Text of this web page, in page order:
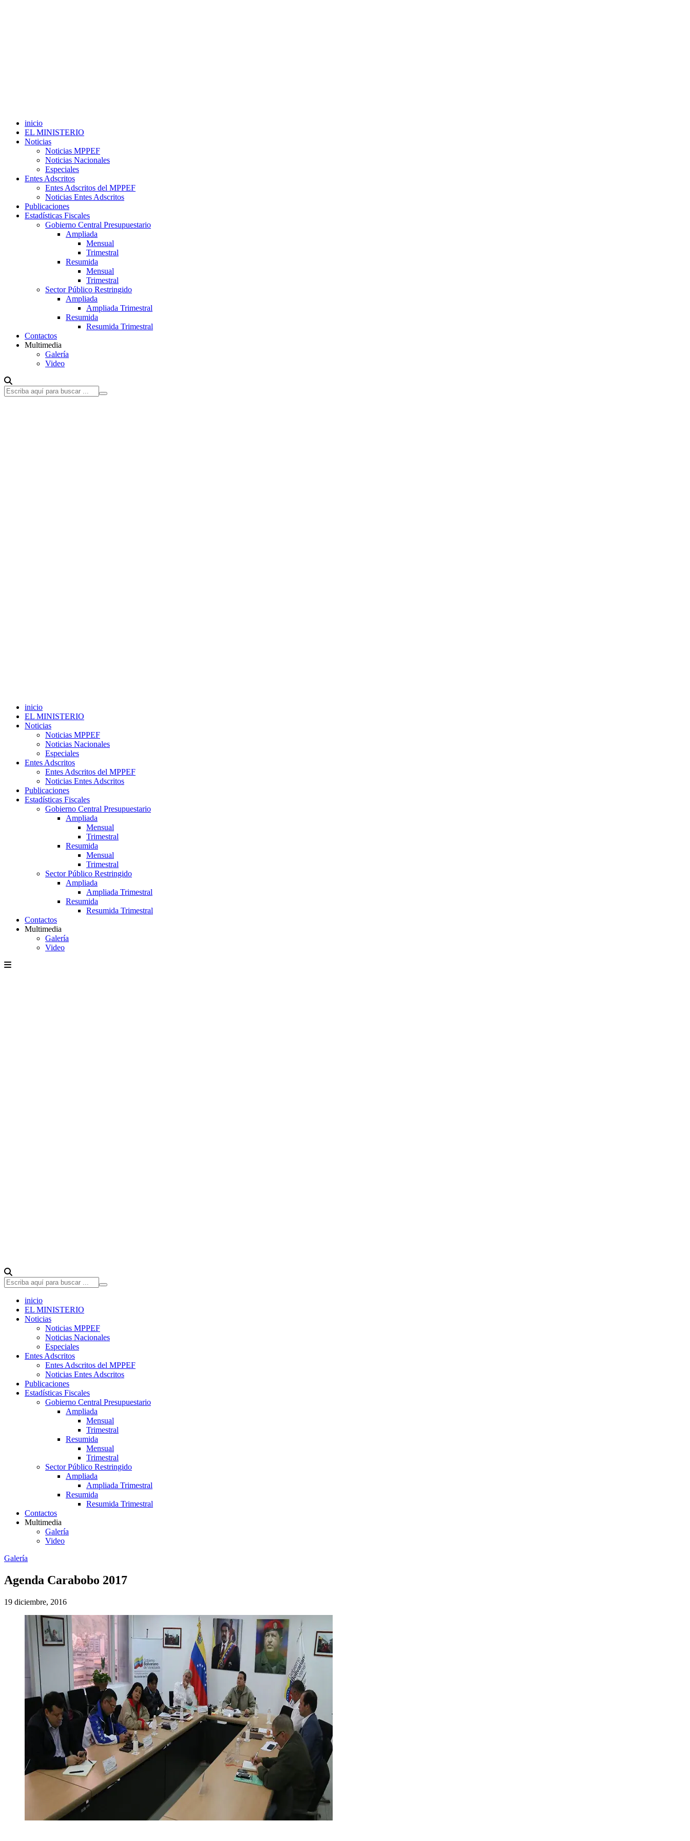
inicio
EL MINISTERIO
Noticias
Noticias MPPEF
Noticias Nacionales
Especiales
Entes Adscritos
Entes Adscritos del MPPEF
Noticias Entes Adscritos
Publicaciones
Estadísticas Fiscales
Gobierno Central Presupuestario
Ampliada
Mensual
Trimestral
Resumida
Mensual
Trimestral
Sector Público Restringido
Ampliada
Ampliada Trimestral
Resumida
Resumida Trimestral
Contactos
Multimedia
Galería
Video
inicio
EL MINISTERIO
Noticias
Noticias MPPEF
Noticias Nacionales
Especiales
Entes Adscritos
Entes Adscritos del MPPEF
Noticias Entes Adscritos
Publicaciones
Estadísticas Fiscales
Gobierno Central Presupuestario
Ampliada
Mensual
Trimestral
Resumida
Mensual
Trimestral
Sector Público Restringido
Ampliada
Ampliada Trimestral
Resumida
Resumida Trimestral
Contactos
Multimedia
Galería
Video
inicio
EL MINISTERIO
Noticias
Noticias MPPEF
Noticias Nacionales
Especiales
Entes Adscritos
Entes Adscritos del MPPEF
Noticias Entes Adscritos
Publicaciones
Estadísticas Fiscales
Gobierno Central Presupuestario
Ampliada
Mensual
Trimestral
Resumida
Mensual
Trimestral
Sector Público Restringido
Ampliada
Ampliada Trimestral
Resumida
Resumida Trimestral
Contactos
Multimedia
Galería
Video
Galería
Agenda Carabobo 2017
19 diciembre, 2016